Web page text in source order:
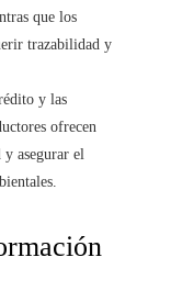
que los
trazabilidad y
y las
ofrecen
asegurar el